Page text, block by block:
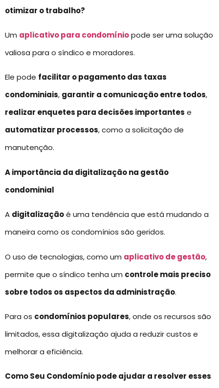
otimizar o trabalho?
Um aplicativo para condomíniopode ser uma solução
valiosa para o síndico e moradores.
Ele pode facilitar o pagamento das taxas
condominiais, garantir a comunicação entre todos,
realizar enquetes para decisões importantes e
automatizar processos, como a solicitação de
manutenção.
A importância da digitalização na gestão
condominial
A digitalizaçãoé uma tendência que está mudando a
maneira como os condomínios são geridos.
O uso de tecnologias, como um aplicativo de gestão,
permite que o síndico tenha um controle mais preciso
sobre todos os aspectos da administração.
Para os condomínios populares, onde os recursos são
limitados, essa digitalização ajuda a reduzir custos e
melhorar a eficiência.
Como Seu Condomínio pode ajudar a resolver esses